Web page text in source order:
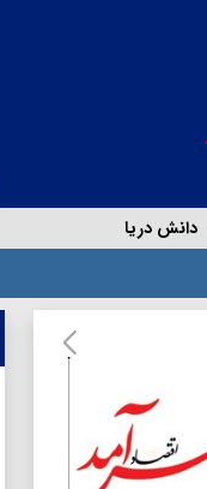
دانش دریا